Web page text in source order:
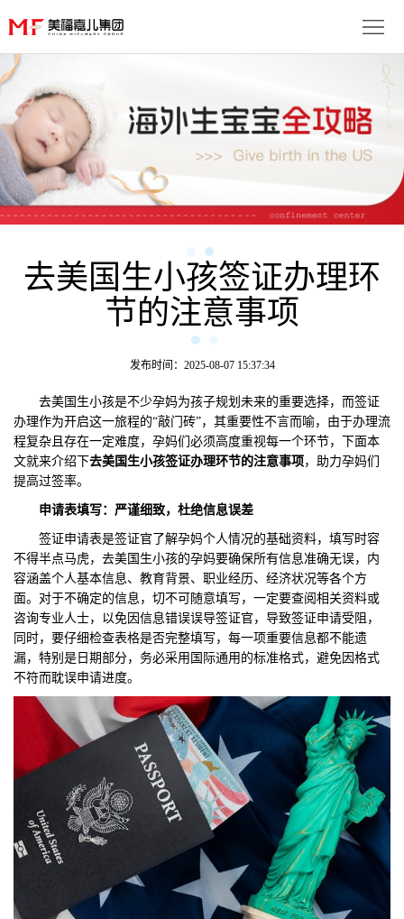
子
优
势
服
务
流
月
子
成
们
评
城
市
去美国生小孩签证办理环
节的注意事项
发布时间：2025-08-07 15:37:34
去美国生小孩是不少孕妈为孩子规划未来的重要选择，而签证
办理作为开启这一旅程的“敲门砖”，其重要性不言而喻，由于办理流
程复杂且存在一定难度，孕妈们必须高度重视每一个环节，下面本
文就来介绍下去美国生小孩签证办理环节的注意事项，助力孕妈们
提高过签率。
申请表填写：严谨细致，杜绝信息误差
签证申请表是签证官了解孕妈个人情况的基础资料，填写时容
不得半点马虎，去美国生小孩的孕妈要确保所有信息准确无误，内
容涵盖个人基本信息、教育背景、职业经历、经济状况等各个方
面。对于不确定的信息，切不可随意填写，一定要查阅相关资料或
咨询专业人士，以免因信息错误误导签证官，导致签证申请受阻，
同时，要仔细检查表格是否完整填写，每一项重要信息都不能遗
漏，特别是日期部分，务必采用国际通用的标准格式，避免因格式
不符而耽误申请进度。